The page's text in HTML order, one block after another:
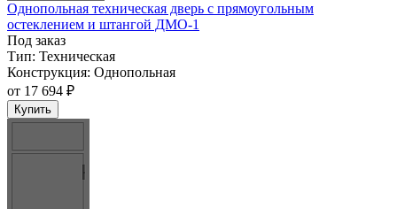
Однопольная техническая дверь с прямоугольным
остеклением и штангой ДМО-1
Под заказ
Тип: Техническая
Конструкция: Однопольная
от 17 694 ₽
Купить